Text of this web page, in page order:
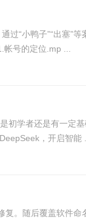
“小鸭子”“出塞”
号的定位.mp ...
初学者还是有一定
，开启智能 ...
。随后覆盖软件